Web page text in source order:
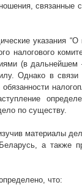
связанные
указания
налогового
(в дальнейшем
Однако в
по существу.
материалы
а также
что: